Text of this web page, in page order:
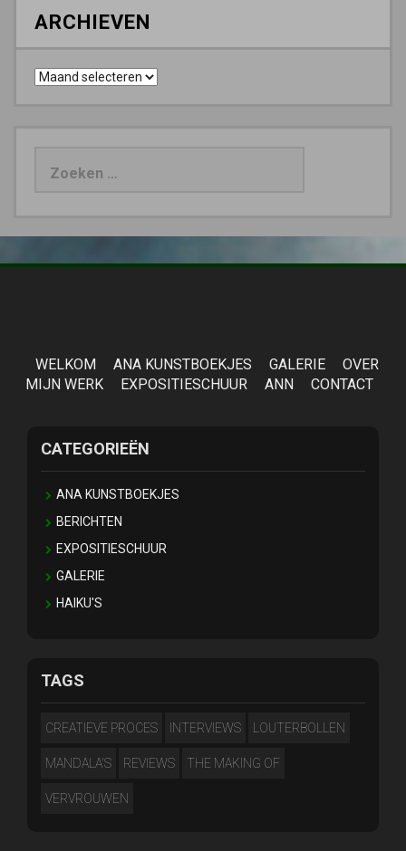
ARCHIEVEN
Archieven
WELKOM ANA KUNSTBOEKJES GALERIE
OVER
MIJN WERK
EXPOSITIESCHUUR ANN CONTACT
CATEGORIEËN
ANA KUNSTBOEKJES
BERICHTEN
EXPOSITIESCHUUR
GALERIE
HAIKU'S
TAGS
CREATIEVE PROCES INTERVIEWS LOUTERBOLLEN
MANDALA'S REVIEWS THE MAKING OF
VERVROUWEN